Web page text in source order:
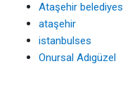
Ataşehir
ataşehir
istanbulses
Onursal Adıgüzel